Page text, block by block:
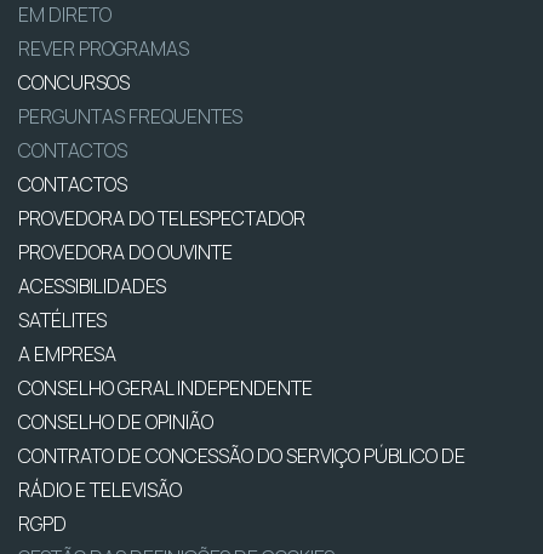
EM DIRETO
REVER PROGRAMAS
CONCURSOS
PERGUNTAS FREQUENTES
CONTACTOS
CONTACTOS
PROVEDORA DO TELESPECTADOR
PROVEDORA DO OUVINTE
ACESSIBILIDADES
SATÉLITES
A EMPRESA
CONSELHO GERAL INDEPENDENTE
CONSELHO DE OPINIÃO
CONTRATO DE CONCESSÃO DO SERVIÇO PÚBLICO DE
RÁDIO E TELEVISÃO
RGPD